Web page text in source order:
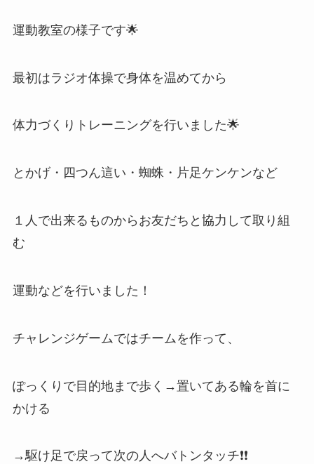
運動教室の様子です🌟
最初はラジオ体操で身体を温めてから
体力づくりトレーニングを行いました🌟
とかげ・四つん這い・蜘蛛・片足ケンケンなど
１人で出来るものからお友だちと協力して取り組
む
運動などを行いました！
チャレンジゲームではチームを作って、
ぽっくりで目的地まで歩く→置いてある輪を首に
かける
→駆け足で戻って次の人へバトンタッチ❗❗